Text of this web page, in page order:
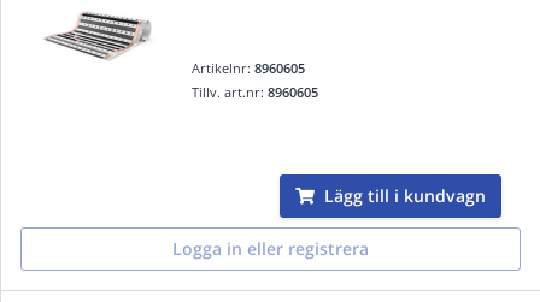
Artikelnr:8960605
Tillv. art.nr:8960605
Lägg till i kundvagn
Logga in eller registrera